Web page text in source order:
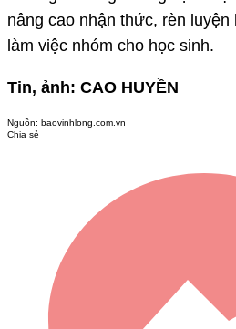
nâng cao nhận thức, rèn luyện
làm việc nhóm cho học sinh.
Tin, ảnh: CAO HUYỀN
Nguồn: baovinhlong.com.vn
Chia sẻ